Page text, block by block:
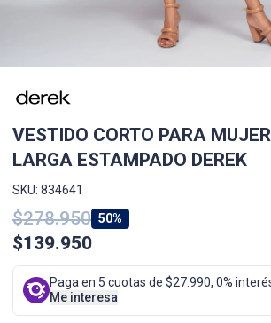
VESTIDO CORTO PARA
LARGA ESTAMPADO DEREK
SKU: 834641
$278.950 50%
$139.950
Paga en 5 cuotas de $27.990, 0%
Me interesa